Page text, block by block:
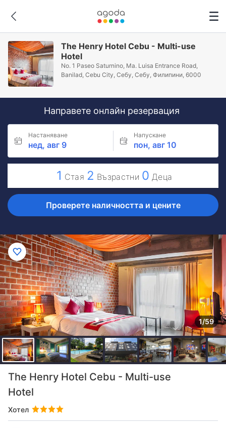
The Henry Hotel Cebu - Multi-use
Hotel
No. 1 Paseo Saturnino, Ma. Luisa Entrance Road,
Banilad, Cebu City, Себу, Себу, Филипини, 6000
Направете онлайн резервация
Настаняване
нед, авг 9
Напускане
пон, авг 10
1 Стая 2 Възрастни 0 Деца
Проверете наличността и цените
1/59
The Henry Hotel Cebu - Multi-use
Hotel
Хотел